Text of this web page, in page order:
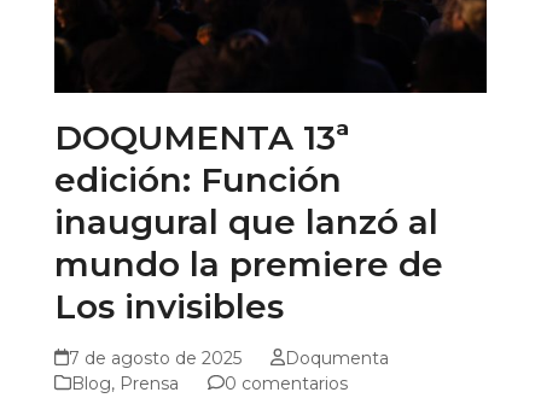
DOQUMENTA 13ª
edición: Función
inaugural que lanzó al
mundo la premiere de
Los invisibles
7 de agosto de 2025
Doqumenta
Blog, Prensa 0 comentarios